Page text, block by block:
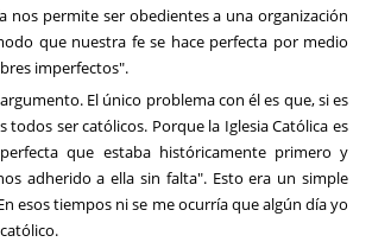
nos permite ser obedientes a una organización
que nuestra fe se hace perfecta por medio
imperfectos".
El único problema con él es que, si es
todos ser católicos. Porque la Iglesia Católica es
que estaba históricamente primero y
adherido a ella sin falta". Esto era un simple
esos tiempos ni se me ocurría que algún día yo